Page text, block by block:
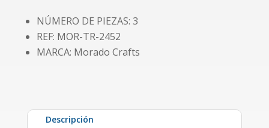
agenda,
números,
"Notas"
NÚMERO DE PIEZAS: 3
REF: MOR-TR-2452
MARCA: Morado Crafts
Descripción